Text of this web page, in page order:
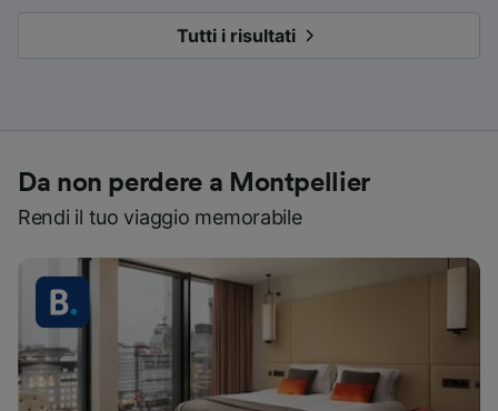
Tutti i risultati
Da non perdere a Montpellier
Rendi il tuo viaggio memorabile